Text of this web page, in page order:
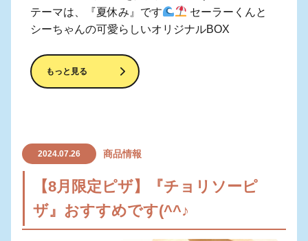
テーマは、『夏休み』です
セーラーくんと
シーちゃんの可愛らしいオリジナルBOX
もっと見る
2024.07.26 商品情報
【8月限定ピザ】『チョリソーピ
ザ』おすすめです(^^♪